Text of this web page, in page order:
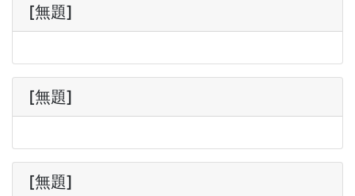
[無題]
[無題]
[無題]